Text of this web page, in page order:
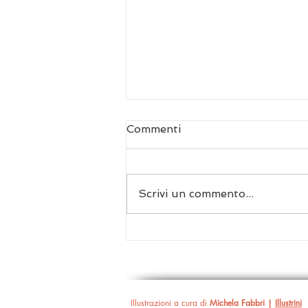
Commenti
Scrivi un commento...
Illustrazioni a cura di Michela Fabbri | Illustrini